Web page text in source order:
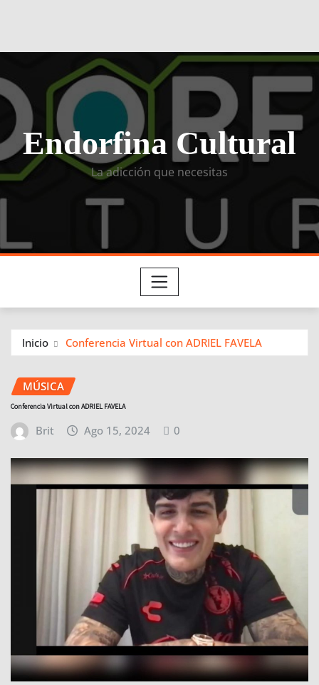
Endorfina Cultural
La adicción que necesitas
Inicio Conferencia Virtual con ADRIEL FAVELA
MÚSICA
Conferencia Virtual con ADRIEL FAVELA
Brit Ago 15, 2024 0